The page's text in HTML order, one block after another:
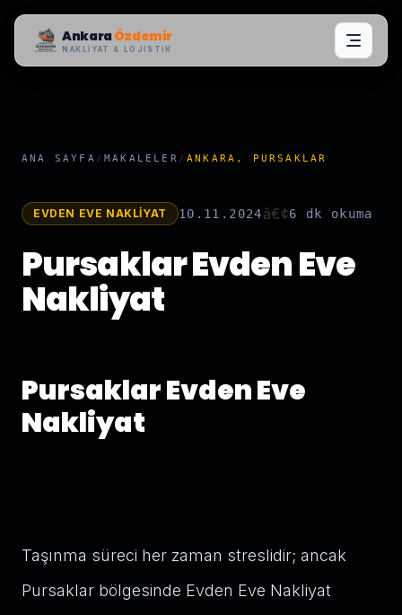
AnkaraÖzdemir
NAKLIYAT & LOJISTIK
ANA SAYFA /MAKALELER /ANKARA, PURSAKLAR
EVDEN EVE NAKLIYAT 10.11.2024â€¢6 dk okuma
Pursaklar Evden Eve
Nakliyat
Pursaklar Evden Eve
Nakliyat
Taşınma süreci her zaman streslidir; ancak
Pursaklar bölgesinde Evden Eve Nakliyat